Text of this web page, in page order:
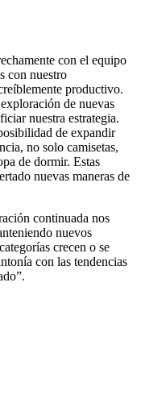
con el equipo
con nuestro
productivo.
de nuevas
nuestra estrategia.
de expandir
no solo camisetas,
de dormir. Estas
nuevas maneras de
continuada nos
nuevos
crecen o se
con las tendencias